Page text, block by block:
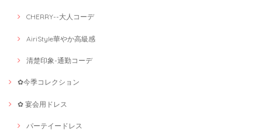
CHERRY--大人コーデ
AiriStyle華やか高級感
清楚印象-通勤コーデ
✿今季コレクション
✿ 宴会用ドレス
パーテイードレス